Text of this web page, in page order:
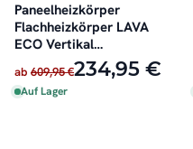
Paneelheizkörper
Flachheizkörper LAVA
ECO Vertikal
Doppellagig Weiß
ab 609,95 €234,95 €
Auf Lager